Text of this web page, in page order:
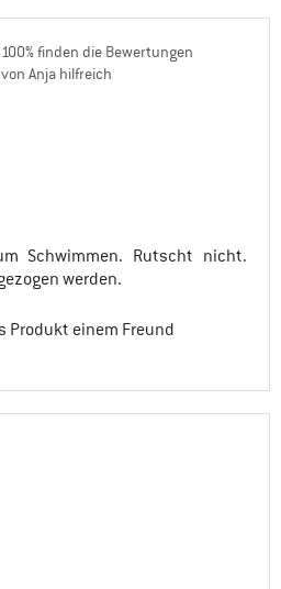
100% finden die Bewertungen
von Anja hilfreich
Schwimmen. Rutscht nicht.
werden.
Produkt einem Freund